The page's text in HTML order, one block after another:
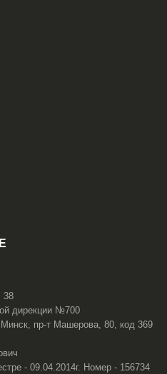
38
дирекции №700
пр-т Машерова, 80, код 369
- 09.04.2014г. Номер - 156734